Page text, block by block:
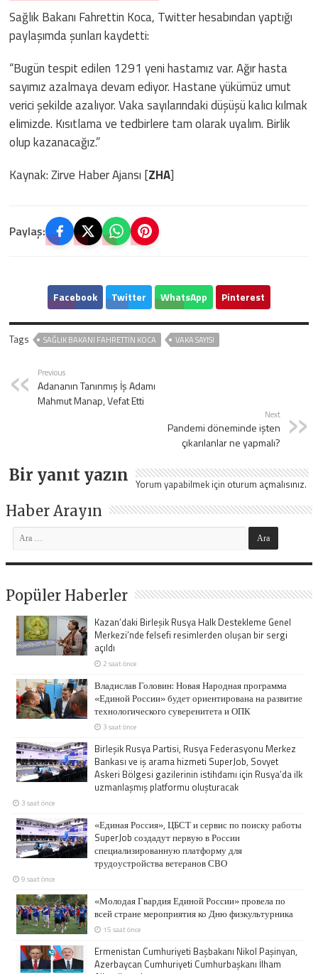
Sağlık Bakanı Fahrettin Koca, Twitter hesabından yaptığı
paylaşımda şunları kaydetti:
“Bugün tespit edilen 1291 yeni hastamız var. Ağır hasta
sayımız azalmaya devam ediyor. Hastane yükümüz umut
verici şekilde azalıyor. Vaka sayılarındaki düşüşü kalıcı kılmak
elimizde. Kısıtlama ve tedbirlere tam olarak uyalım. Birlik
olup kazanacağız.”
Kaynak: Zirve Haber Ajansı [ZHA]
Paylaş:
Facebook Twitter WhatsApp Pinterest
Tags SAĞLIK BAKANI FAHRETTIN KOCA VAKA SAYISI
Previous
Adananın Tanınmış İş Adamı
Mahmut Manap, Vefat Etti
Next
Pandemi döneminde işten
çıkarılanlar ne yapmalı?
Bir yanıt yazın Yorum yapabilmek için oturum açmalısınız.
Haber Arayın
Popüler Haberler
Kazan’daki Birleşik Rusya Halk Destekleme Genel
Merkezi’nde felsefi resimlerden oluşan bir sergi
açıldı
2 saat önce
Владислав Головин: Новая Народная программа
«Единой России» будет ориентирована на развитие
технологического суверенитета и ОПК
3 saat önce
Birleşik Rusya Partisi, Rusya Federasyonu Merkez
Bankası ve iş arama hizmeti SuperJob, Sovyet
Askeri Bölgesi gazilerinin istihdamı için Rusya’da ilk
uzmanlaşmış platformu oluşturacak
3 saat önce
«Единая Россия», ЦБСТ и сервис по поиску работы
SuperJob создадут первую в России
специализированную платформу для
трудоустройства ветеранов СВО
9 saat önce
«Молодая Гвардия Единой России» провела по
всей стране мероприятия ко Дню физкультурника
15 saat önce
Ermenistan Cumhuriyeti Başbakanı Nikol Paşinyan,
Azerbaycan Cumhuriyeti Cumhurbaşkanı İlham